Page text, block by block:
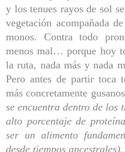
y los tenues rayos de sol
vegetación acompañada
monos. Contra todo
menos mal… porque hoy
la ruta, nada más y nada
Pero antes de partir
más concretamente
se encuentra dentro de los
alto porcentaje de
ser un alimento
desde tiempos ancestrales).